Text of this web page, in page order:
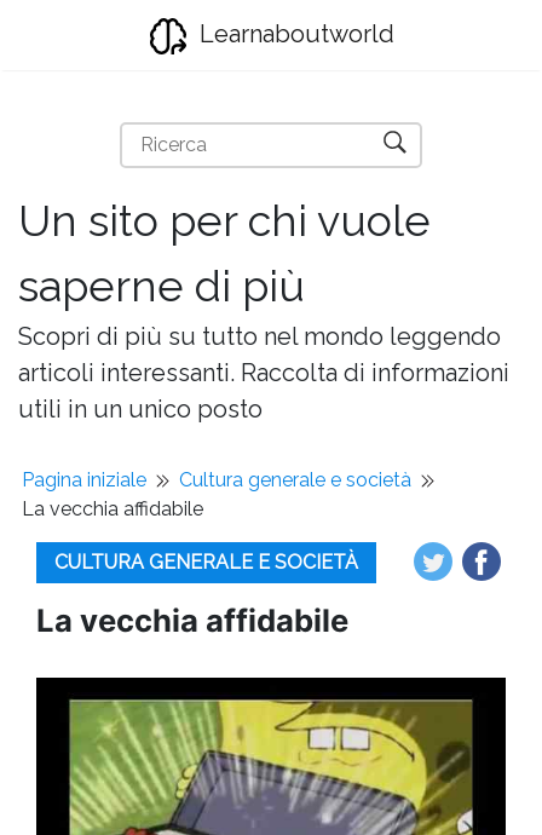
Learnaboutworld
Un sito per chi vuole
saperne di più
Scopri di più su tutto nel mondo leggendo
articoli interessanti. Raccolta di informazioni
utili in un unico posto
Pagina iniziale
Cultura generale e società
La vecchia affidabile
CULTURA GENERALE E SOCIETÀ
La vecchia affidabile